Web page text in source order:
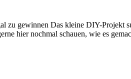
zu gewinnen Das kleine DIY-Projekt
hier nochmal schauen, wie es